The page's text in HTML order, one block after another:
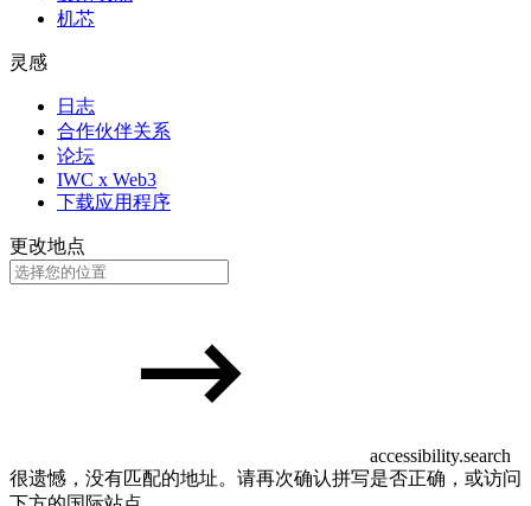
机芯
灵感
日志
合作伙伴关系
论坛
IWC x Web3
下载应用程序
更改地点
accessibility.search
很遗憾，没有匹配的地址。请再次确认拼写是否正确，或访问